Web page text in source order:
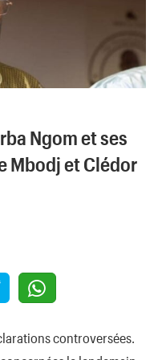
Ngom et ses
Mbodj et Clédor
controversées.